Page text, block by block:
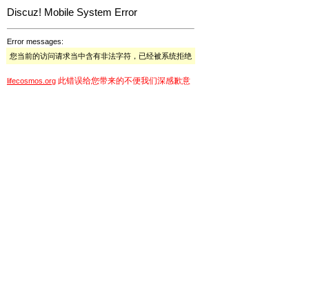
Discuz! Mobile System Error
Error messages:
您当前的访问请求当中含有非法字符，已经被系统拒绝
lifecosmos.org 此错误给您带来的不便我们深感歉意